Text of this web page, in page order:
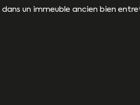
un immeuble ancien bien